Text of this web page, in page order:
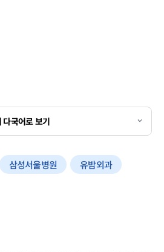
다국어로 보기
삼성서울병원
유밤외과